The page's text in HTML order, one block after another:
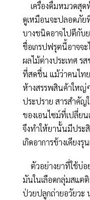
เครื่องดื่มหมวดสุด
ดูเหมือนจะปลอดภัย
บางชนิดอาจไปตีกับ
ชื่อเกรปฟรุตนี้อาจจ
ผลไม้ต่างประเทศ ร
ที่สดชื่น แม้ว่าคนไท
ห้างสรรพสินค้าใหญ่
ประปราย สารสำคัญ
ของเอนไซม์ที่เปลี่ย
จึงทำให้ยานั้นมีประ
เกิดอาการข้างเคียงรุ
ตัวอย่างยาที่ใช้บ่อ
มันในเลือดกลุ่มสแต
ป่วยปลูกถ่ายอวัยวะ